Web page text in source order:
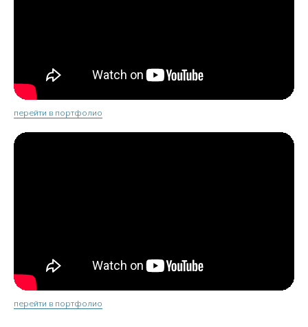
перейти в портфолио
перейти в портфолио